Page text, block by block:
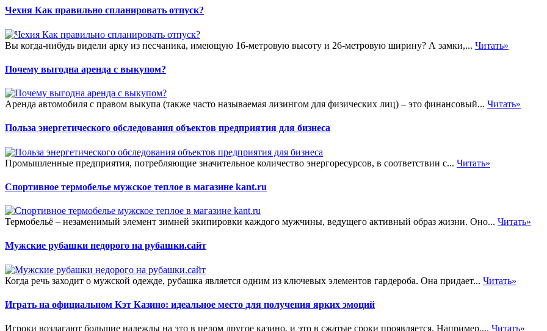
Чехия Как правильно спланировать отпуск?
Вы когда-нибудь видели арку из песчаника, имеющую 16-метровую высоту и 26-метровую ширину? А замки,... Читать»
Почему выгодна аренда с выкупом?
Аренда автомобиля с правом выкупа (также часто называемая лизингом для физических лиц) – это финансовый... Читать»
Польза энергетического обследования объектов предприятия для бизнеса
Промышленные предприятия, потребляющие значительное количество энергоресурсов, в соответствии с... Читать»
Спортивное термобелье мужское теплое в магазине kant.ru
Термобельё – незаменимый элемент зимней экипировки каждого мужчины, ведущего активный образ жизни. Оно... Читать»
Мужские рубашки недорого на рубашки.сайт
Когда речь заходит о мужской одежде, рубашка является одним из ключевых элементов гардероба. Она придает... Читать»
Играть на официальном Кэт Казино: идеальное место для получения ярких эмоций
Игроки возлагают большие надежды на это в целом другое казино, и это в сжатые сроки проявляется. Например,... Читать»